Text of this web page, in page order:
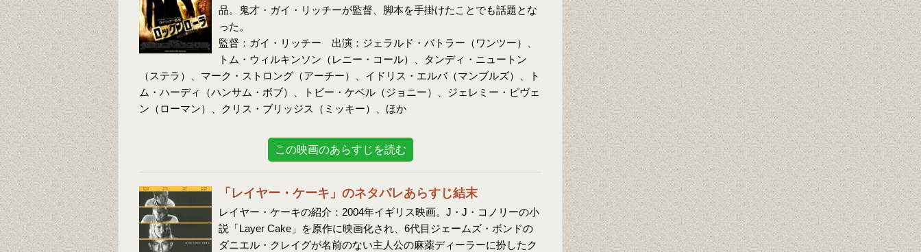
品。鬼才・ガイ・リッチーが監督、脚本を手掛けたことでも話題とな
った。
監督：ガイ・リッチー 出演：ジェラルド・バトラー（ワンツー）、
トム・ウィルキンソン（レニー・コール）、タンディ・ニュートン
（ステラ）、マーク・ストロング（アーチー）、イドリス・エルバ（マンブルズ）、ト
ム・ハーディ（ハンサム・ボブ）、トビー・ケベル（ジョニー）、ジェレミー・ピヴェ
ン（ローマン）、クリス・ブリッジス（ミッキー）、ほか
この映画のあらすじを読む
「レイヤー・ケーキ」のネタバレあらすじ結末
レイヤー・ケーキの紹介：2004年イギリス映画。J・J・コノリーの小
説「Layer Cake」を原作に映画化され、6代目ジェームズ・ボンドの
ダニエル・クレイグが名前のない主人公の麻薬ディーラーに扮したク